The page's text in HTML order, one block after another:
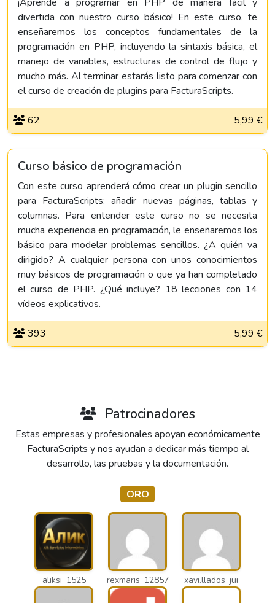
divertida con nuestro curso básico! En este curso, te
enseñaremos los conceptos fundamentales de la
programación en PHP, incluyendo la sintaxis básica, el
manejo de variables, estructuras de control de flujo y
mucho más. Al terminar estarás listo para comenzar con
el curso de creación de plugins para FacturaScripts.
62 5,99 €
Curso básico de programación
Con este curso aprenderá cómo crear un plugin sencillo
para FacturaScripts: añadir nuevas páginas, tablas y
columnas. Para entender este curso no se necesita
mucha experiencia en programación, le enseñaremos los
básico para modelar problemas sencillos. ¿A quién va
dirigido? A cualquier persona con unos conocimientos
muy básicos de programación o que ya han completado
el curso de PHP. ¿Qué incluye? 18 lecciones con 14
vídeos explicativos.
393 5,99 €
Patrocinadores
Estas empresas y profesionales apoyan económicamente
FacturaScripts y nos ayudan a dedicar más tiempo al
desarrollo, las pruebas y la documentación.
ORO
aliksi_1525 rexmaris_12857 xavi.llados_jui